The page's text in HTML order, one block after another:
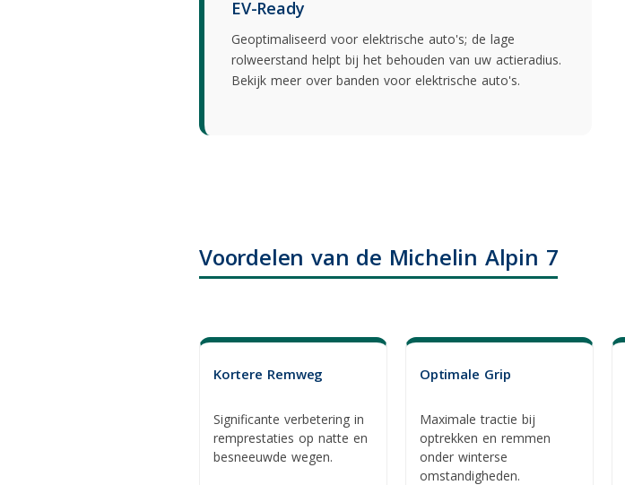
EV-Ready
Geoptimaliseerd voor elektrische auto's; de lage
rolweerstand helpt bij het behouden van uw actieradius.
Bekijk meer over banden voor elektrische auto's.
Voordelen van de Michelin Alpin 7
Kortere Remweg
Significante verbetering in
remprestaties op natte en
besneeuwde wegen.
Optimale Grip
Maximale tractie bij
optrekken en remmen
onder winterse
omstandigheden.